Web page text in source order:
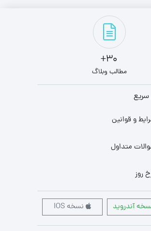
30+
مطالب وبلاگ
و قوانین
متداول
روز
آندروید نسخه IOS